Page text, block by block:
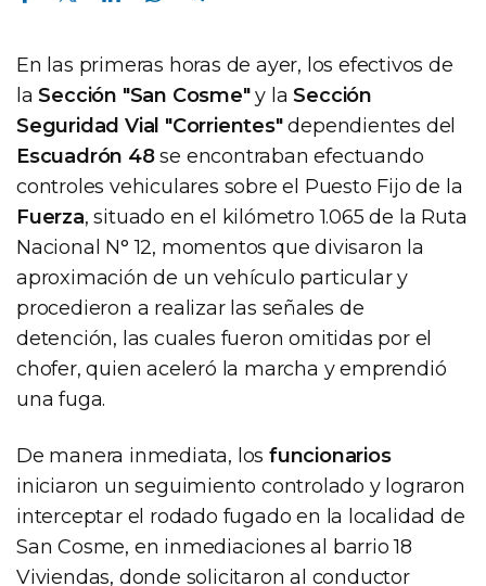
En las primeras horas de ayer, los efectivos de
laSección "San Cosme"y laSección
Seguridad Vial "Corrientes"dependientes del
Escuadrón 48se encontraban efectuando
controles vehiculares sobre el Puesto Fijo de la
Fuerza, situado en el kilómetro 1.065 de la Ruta
Nacional N° 12, momentos que divisaron la
aproximación de un vehículo particular y
procedieron a realizar las señales de
detención, las cuales fueron omitidas por el
chofer, quien aceleró la marcha y emprendió
una fuga.
De manera inmediata, los funcionarios
iniciaron un seguimiento controlado y lograron
interceptar el rodado fugado en la localidad de
San Cosme, en inmediaciones al barrio 18
Viviendas, donde solicitaron al conductor